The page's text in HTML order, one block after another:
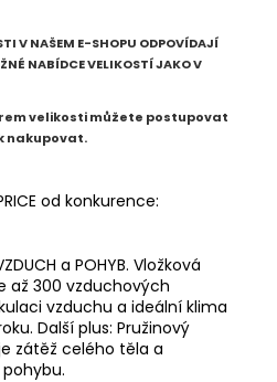
V NAŠEM E-SHOPU ODPOVÍDAJÍ
NABÍDCE VELIKOSTÍ JAKO V
velikosti můžete postupovat
nakupovat.
od konkurence:
a POHYB. Vložková
až 300 vzduchových
vzduchu a ideální klima
Další plus: Pružinový
zátěž celého těla a